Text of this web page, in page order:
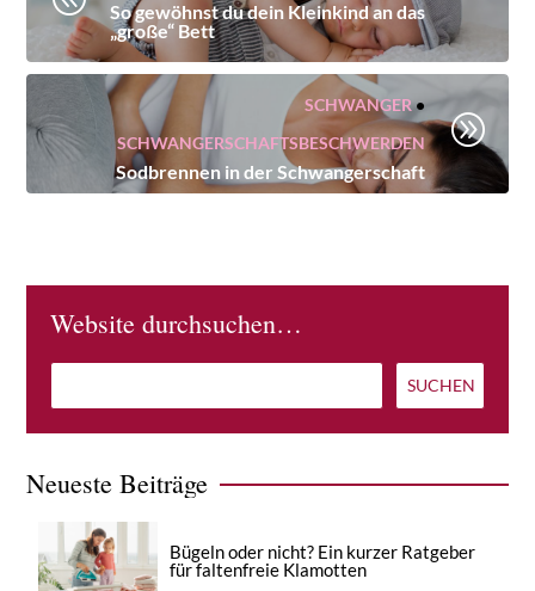
So gewöhnst du dein Kleinkind an das
„große“ Bett
SCHWANGER•
SCHWANGERSCHAFTSBESCHWERDEN
Sodbrennen in der Schwangerschaft
A
Website durchsuchen…
Neueste Beiträge
Bügeln oder nicht? Ein kurzer Ratgeber
für faltenfreie Klamotten